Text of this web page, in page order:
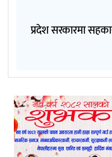
प्रदेश सरकारमा